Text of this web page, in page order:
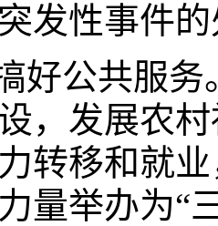
发性事件
好公共服
，发展农
转移和就
量举办为“